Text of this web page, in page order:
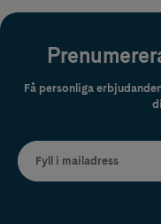
Få personliga
Fyll i mailadress